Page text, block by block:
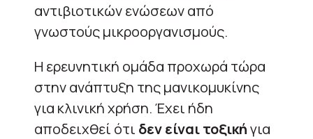
αντιβιοτικών ενώσεων από
γνωστούς μικροοργανισμούς.
Η ερευνητική ομάδα προχωρά τώρα
στην ανάπτυξη της μανικομυκίνης
για κλινική χρήση. Έχει ήδη
αποδειχθεί ότι δεν είναι τοξικήγια